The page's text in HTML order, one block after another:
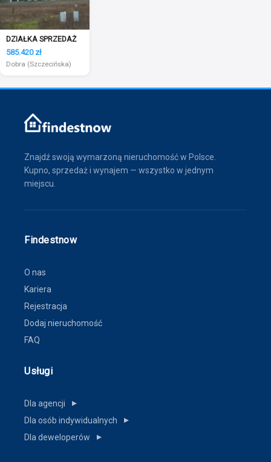
DZIAŁKA SPRZEDAŻ
585.420 zł
Dobra (Szczecińska)
Znajdź swoją wymarzoną nieruchomość w Polsce.
Kupno, sprzedaż i wynajem — wszystko w jednym
miejscu.
Findestnow
O nas
Kariera
Rejestracja
Dodaj nieruchomość
FAQ
Usługi
Dla agencji ▼
Dla osób indywidualnych ▼
Dla deweloperów ▼